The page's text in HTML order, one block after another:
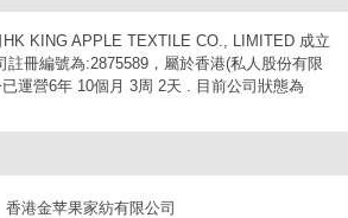
KING APPLE TEXTILE CO., LIMITED 成立
註冊編號為:2875589，屬於香港(私人股份有限
運營6年 10個月 3周 2天 . 目前公司狀態為
香港金苹果家紡有限公司